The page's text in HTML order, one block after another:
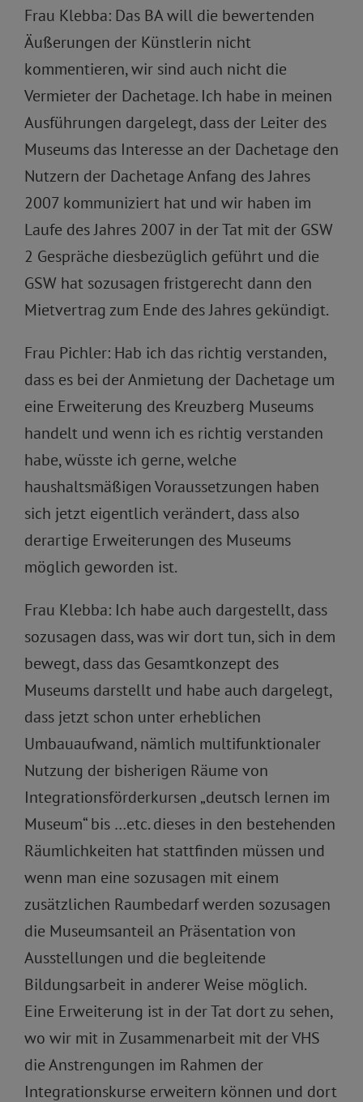
Frau Klebba: Das BA will die bewertenden
Äußerungen der Künstlerin nicht
kommentieren, wir sind auch nicht die
Vermieter der Dachetage. Ich habe in meinen
Ausführungen dargelegt, dass der Leiter des
Museums das Interesse an der Dachetage den
Nutzern der Dachetage Anfang des Jahres
2007 kommuniziert hat und wir haben im
Laufe des Jahres 2007 in der Tat mit der GSW
2 Gespräche diesbezüglich geführt und die
GSW hat sozusagen fristgerecht dann den
Mietvertrag zum Ende des Jahres gekündigt.
Frau Pichler: Hab ich das richtig verstanden,
dass es bei der Anmietung der Dachetage um
eine Erweiterung des Kreuzberg Museums
handelt und wenn ich es richtig verstanden
habe, wüsste ich gerne, welche
haushaltsmäßigen Voraussetzungen haben
sich jetzt eigentlich verändert, dass also
derartige Erweiterungen des Museums
möglich geworden ist.
Frau Klebba: Ich habe auch dargestellt, dass
sozusagen dass, was wir dort tun, sich in dem
bewegt, dass das Gesamtkonzept des
Museums darstellt und habe auch dargelegt,
dass jetzt schon unter erheblichen
Umbauaufwand, nämlich multifunktionaler
Nutzung der bisherigen Räume von
Integrationsförderkursen „deutsch lernen im
Museum“ bis …etc. dieses in den bestehenden
Räumlichkeiten hat stattfinden müssen und
wenn man eine sozusagen mit einem
zusätzlichen Raumbedarf werden sozusagen
die Museumsanteil an Präsentation von
Ausstellungen und die begleitende
Bildungsarbeit in anderer Weise möglich.
Eine Erweiterung ist in der Tat dort zu sehen,
wo wir mit in Zusammenarbeit mit der VHS
die Anstrengungen im Rahmen der
Integrationskurse erweitern können und dort